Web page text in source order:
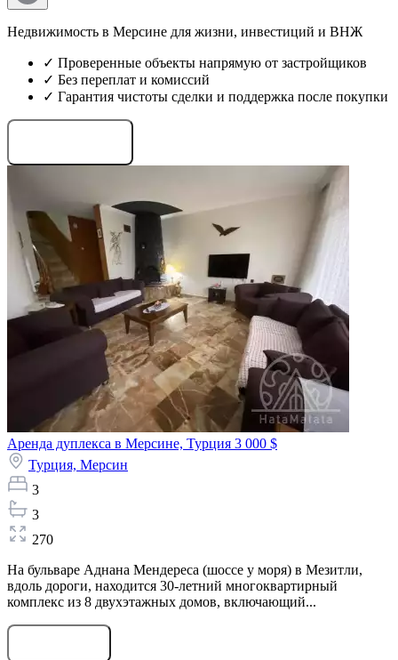
Недвижимость в Мерсине для жизни, инвестиций и ВНЖ
✓ Проверенные объекты напрямую от застройщиков
✓ Без переплат и комиссий
✓ Гарантия чистоты сделки и поддержка после покупки
Аренда дуплекса в Мерсине, Турция 3 000 $
Турция, Мерсин
3
3
270
На бульваре Аднана Мендереса (шоссе у моря) в Мезитли,
вдоль дороги, находится 30-летний многоквартирный
комплекс из 8 двухэтажных домов, включающий...